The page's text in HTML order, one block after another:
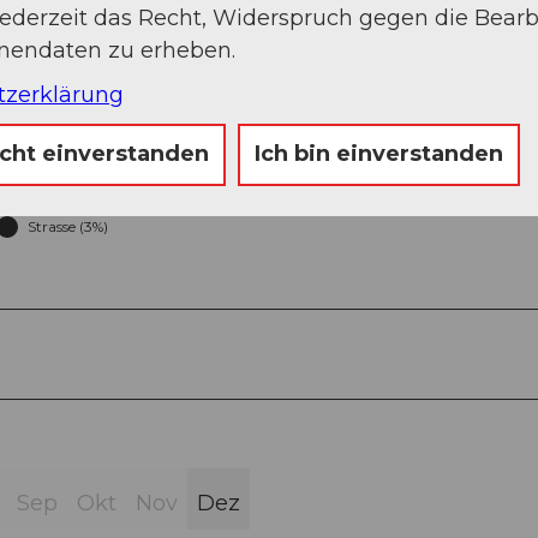
Strasse (3%)
Sep Okt Nov Dez
das Recht, Widerspruch gegen die
zu erheben.
einverstanden Ich bin einverstanden